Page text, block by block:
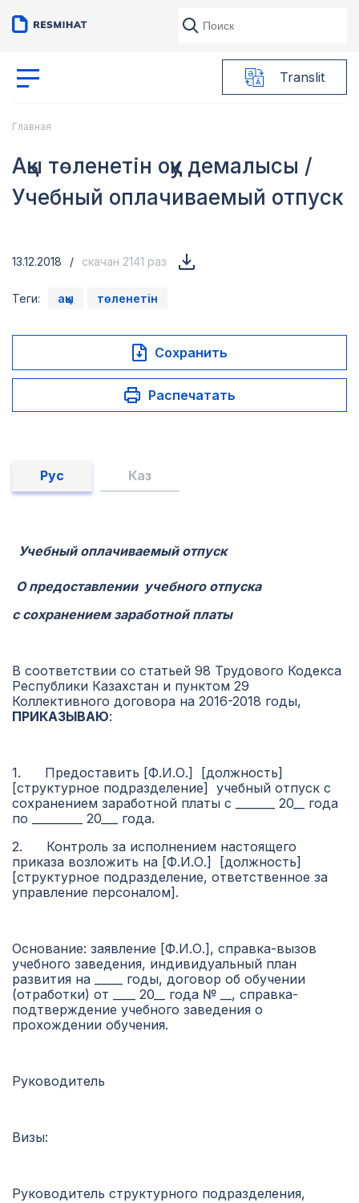
Translit
Главная
Ақы төленетін оқу демалысы /
Учебный оплачиваемый отпуск
13.12.2018 / скачан 2141 раз
Теги: ақы төленетін
Сохранить
Распечатать
Рус Каз
Учебный оплачиваемый отпуск
О предоставлении учебного отпуска
с сохранением заработной платы
В соответствии со статьей 98 Трудового Кодекса
Республики Казахстан и пунктом 29
Коллективного договора на 2016-2018 годы,
ПРИКАЗЫВАЮ:
1. Предоставить [Ф.И.О.] [должность]
[структурное подразделение] учебный отпуск с
сохранением заработной платы с _______ 20__ года
по _________ 20___ года.
2. Контроль за исполнением настоящего
приказа возложить на [Ф.И.О.] [должность]
[структурное подразделение, ответственное за
управление персоналом].
Основание: заявление [Ф.И.О.], справка-вызов
учебного заведения, индивидуальный план
развития на _____ годы, договор об обучении
(отработки) от ____ 20__ года № __, справка-
подтверждение учебного заведения о
прохождении обучения.
Руководитель
Визы:
Руководитель структурного подразделения,